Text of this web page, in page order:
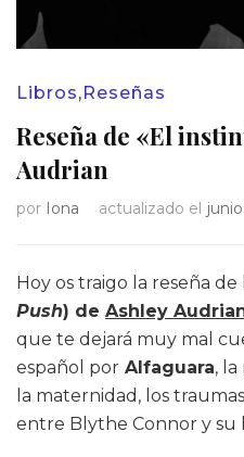
Libros,Reseñas
Reseña de «El
Audrian
por Iona actualizado el
Hoy os traigo la reseña de
Push) de Ashley
que te dejará muy mal
español por Alfaguara,
la maternidad, los
entre Blythe Connor y su